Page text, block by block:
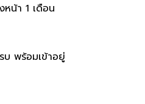
หน้า 1 เดือน
บ พร้อมเข้าอยู่